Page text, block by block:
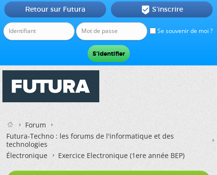
Se souvenir de moi ?
Retour sur Futura  S'inscrire
Forum
Futura-Techno : les forums de l'informatique et des
technologies
Électronique
Exercice Electronique (1ere année BEP)